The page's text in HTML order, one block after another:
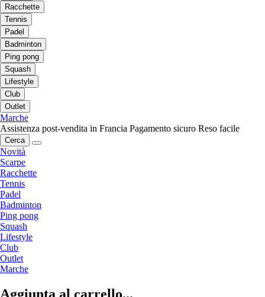
Racchette
Tennis
Padel
Badminton
Ping pong
Squash
Lifestyle
Club
Outlet
Marche
Assistenza post-vendita in Francia Pagamento sicuro Reso facile
Cerca
Novità
Scarpe
Racchette
Tennis
Padel
Badminton
Ping pong
Squash
Lifestyle
Club
Outlet
Marche